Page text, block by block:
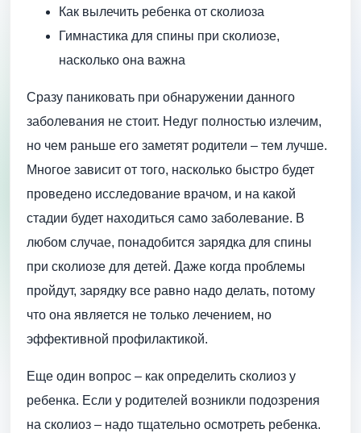
Как вылечить ребенка от сколиоза
Гимнастика для спины при сколиозе,
насколько она важна
Сразу паниковать при обнаружении данного
заболевания не стоит. Недуг полностью излечим,
но чем раньше его заметят родители – тем лучше.
Многое зависит от того, насколько быстро будет
проведено исследование врачом, и на какой
стадии будет находиться само заболевание. В
любом случае, понадобится зарядка для спины
при сколиозе для детей. Даже когда проблемы
пройдут, зарядку все равно надо делать, потому
что она является не только лечением, но
эффективной профилактикой.
Еще один вопрос – как определить сколиоз у
ребенка. Если у родителей возникли подозрения
на сколиоз – надо тщательно осмотреть ребенка.